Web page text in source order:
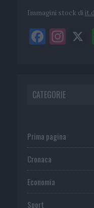
Immagini stock di
CATEGORIE
Prima pagina
Cronaca
Economia
Sport